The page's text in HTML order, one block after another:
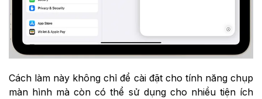
Cách làm này không chỉ để cài đặt cho tính năng chụp
màn hình mà còn có thể sử dụng cho nhiều tiện ích